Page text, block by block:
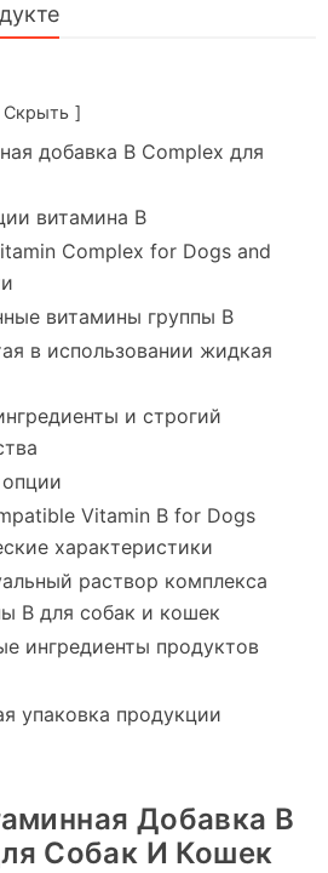
Скрыть
добавка B Complex для
витамина B
Complex for Dogs and
витамины группы В
в использовании жидкая
и строгий
Vitamin B for Dogs
характеристики
раствор комплекса
В для собак и кошек
ингредиенты продуктов
упаковка продукции
Добавка B
Собак И Кошек